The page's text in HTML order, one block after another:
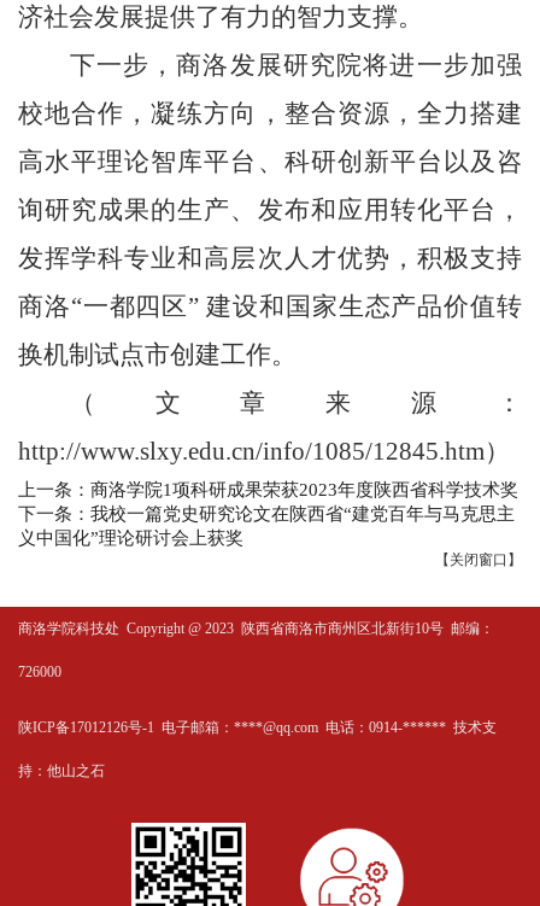
济社会发展提供了有力的智力支撑。
下一步，商洛发展研究院将进一步加强
校地合作，凝练方向，整合资源，全力搭建
高水平理论智库平台、科研创新平台以及咨
询研究成果的生产、发布和应用转化平台，
发挥学科专业和高层次人才优势，积极支持
商洛“一都四区”建设和国家生态产品价值转
换机制试点市创建工作。
（文章来源：
http://www.slxy.edu.cn/info/1085/12845.htm）
上一条：商洛学院1项科研成果荣获2023年度陕西省科学技术奖
下一条：我校一篇党史研究论文在陕西省“建党百年与马克思主
义中国化”理论研讨会上获奖
【 关闭窗口 】
商洛学院科技处 Copyright @ 2023 陕西省商洛市商州区北新街10号 邮编：
726000
陕ICP备17012126号-1 电子邮箱：****@qq.com 电话：0914-****** 技术支
持： 他山之石